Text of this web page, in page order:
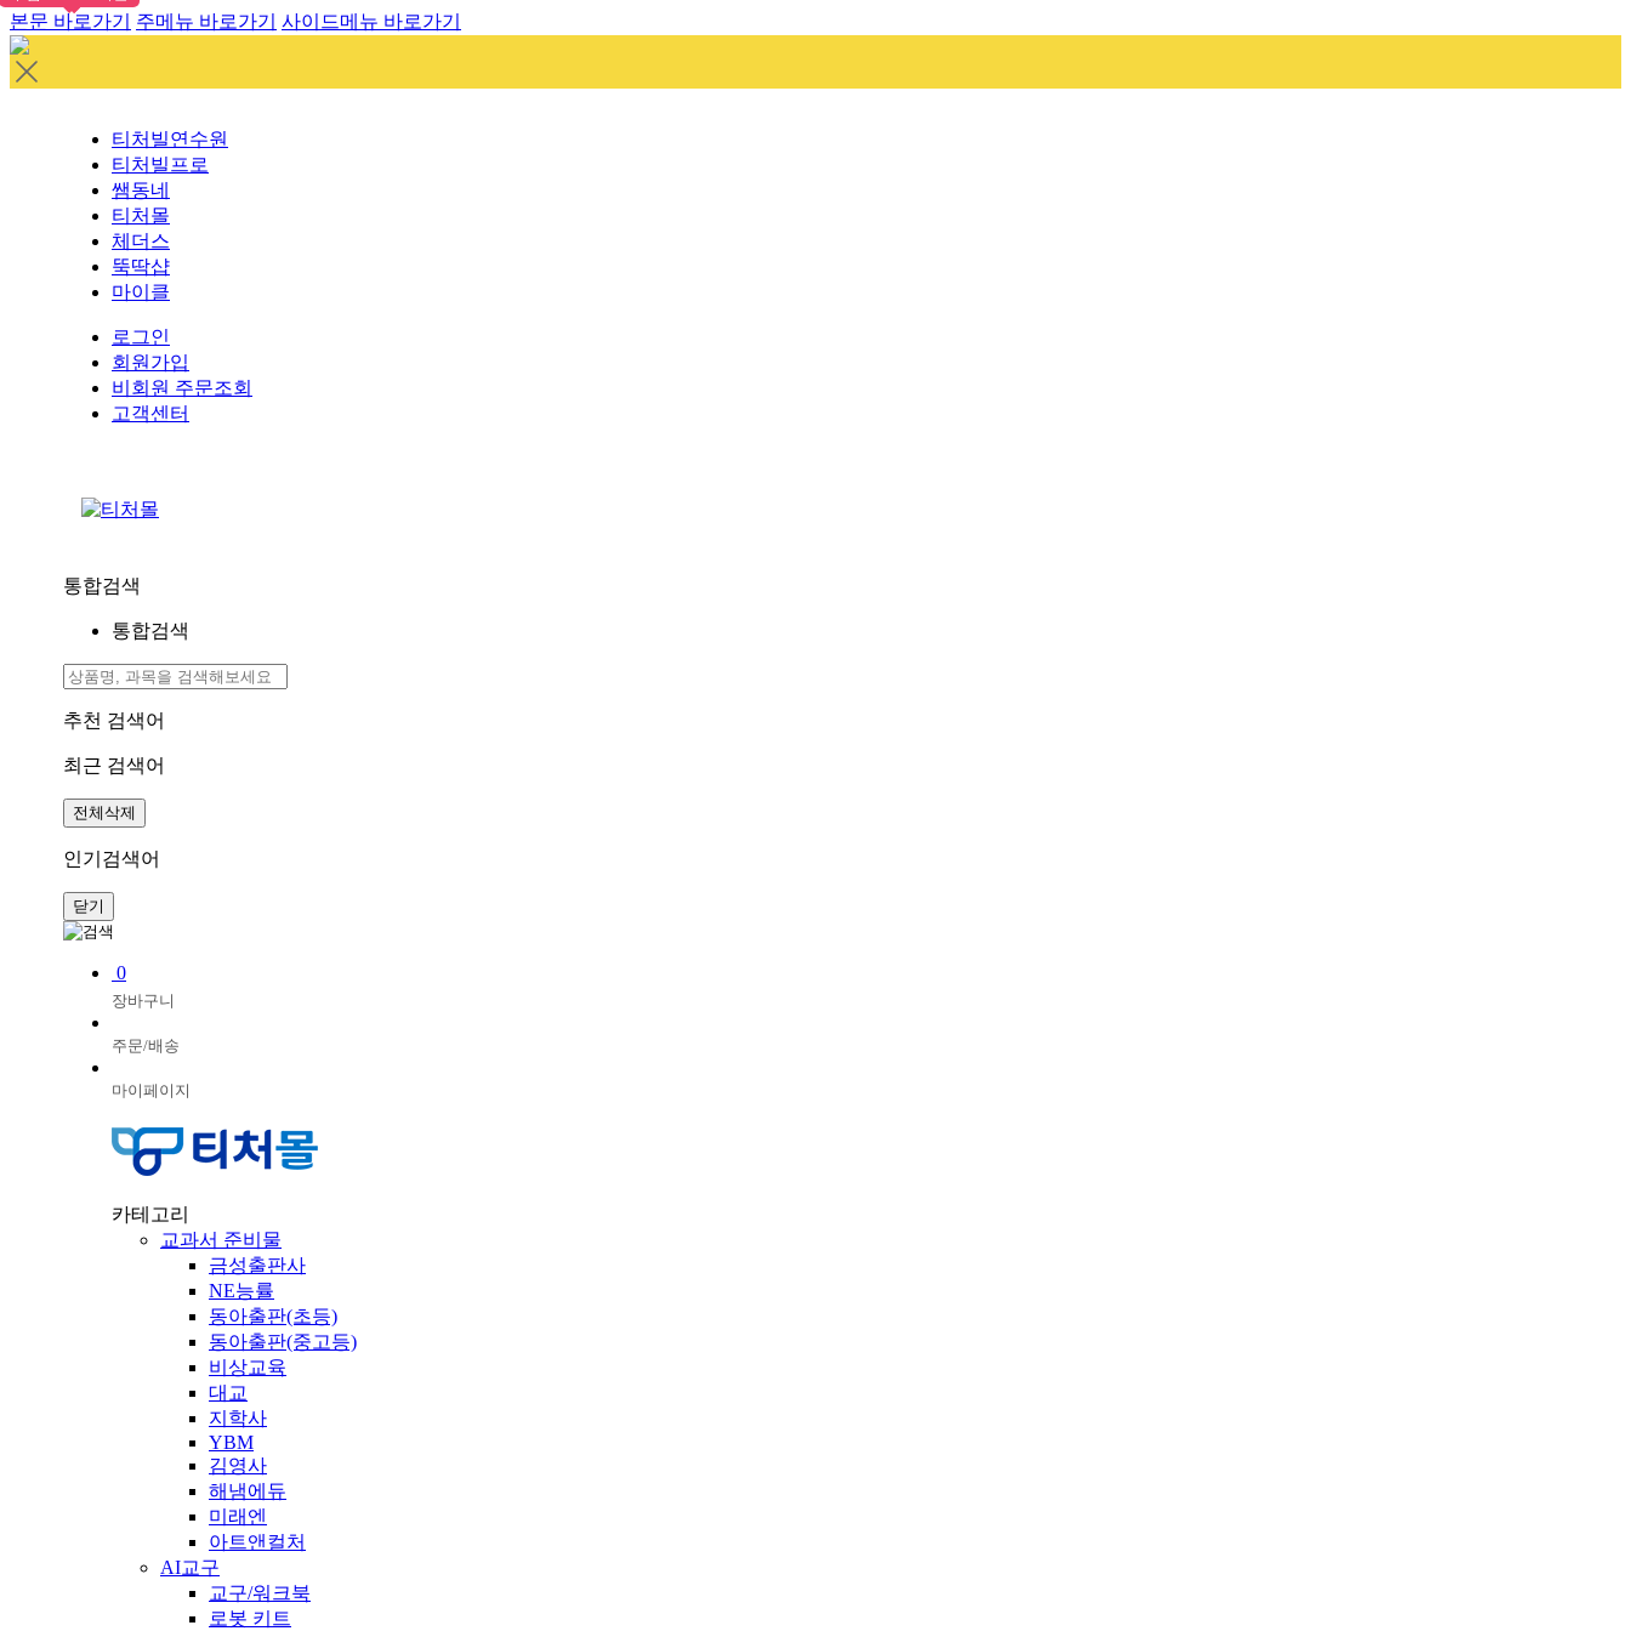
본문 바로가기 주메뉴 바로가기 사이드메뉴 바로가기
티처빌연수원
티처빌프로
쌤동네
티처몰
체더스
뚝딱샵
마이클
로그인
회원가입
비회원 주문조회
고객센터
통합검색
통합검색
추천 검색어
최근 검색어
전체삭제
인기검색어
닫기
0
장바구니
주문/배송
마이페이지
카테고리
교과서 준비물
금성출판사
NE능률
동아출판(초등)
동아출판(중고등)
비상교육
대교
지학사
YBM
김영사
해냄에듀
미래엔
아트앤컬처
AI교구
교구/워크북
로봇 키트